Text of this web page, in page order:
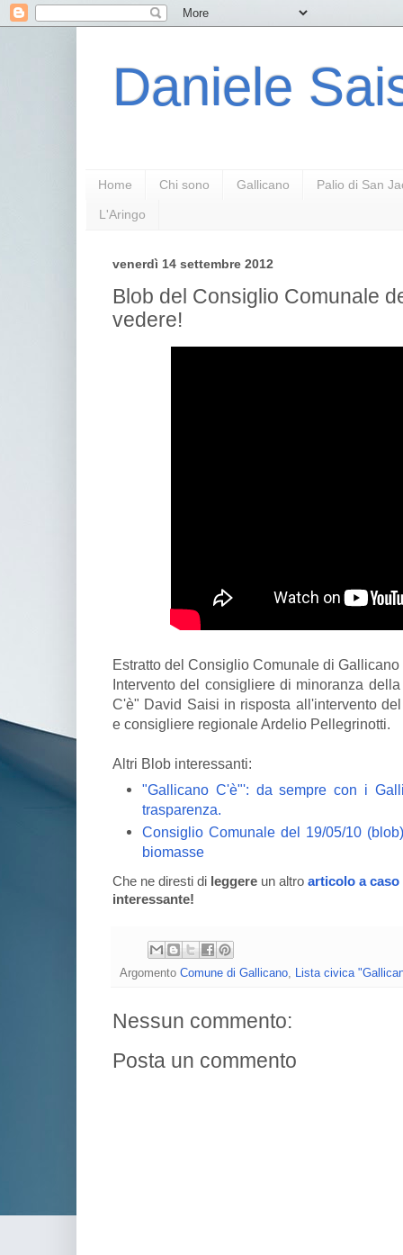
Daniele
Home Chi sono Gallicano Palio di San
L'Aringo
venerdì 14 settembre 2012
Blob del Consiglio Comunale
vedere!
Estratto del Consiglio Comunale di
Intervento del consigliere di minoranza
C'è" David Saisi in risposta all'intervento
e consigliere regionale Ardelio Pellegrinotti.
Altri Blob interessanti:
"Gallicano C'è"': da sempre con i
trasparenza.
Consiglio Comunale del 19/05/10
biomasse
Che ne diresti di leggere un altro articolo a caso
interessante!
Argomento Comune di Gallicano Lista civica
Nessun commento:
Posta un commento